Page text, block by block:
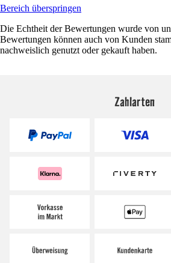
Bereich überspringen
Die Echtheit der Bewertungen wurde von
Bewertungen können auch von Kunden
nachweislich genutzt oder gekauft haben.
Zahlarten